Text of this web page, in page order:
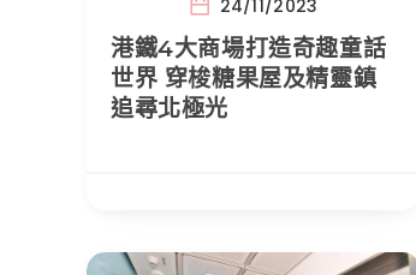
24/11/2023
港鐵4大商場打造奇趣童話
世界 穿梭糖果屋及精靈鎮
追尋北極光